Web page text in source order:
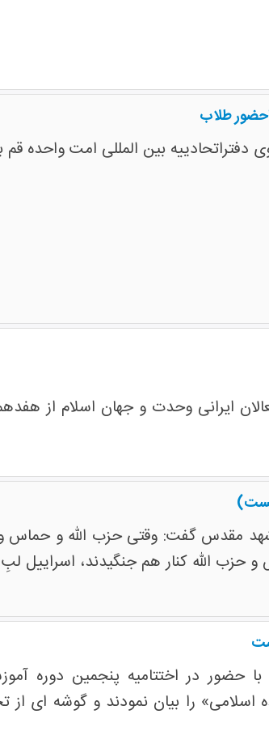
طلاب
بین المللی امت واحده قم
ایرانی وحدت و جهان اسلام از
مقدس گفت: وقتی حزب الله و حماس
الله کنار هم جنگیدند، اسراییل لبِ
حضور در اختتامیه پنجمین دوره
را بیان نمودند و گوشه ای از